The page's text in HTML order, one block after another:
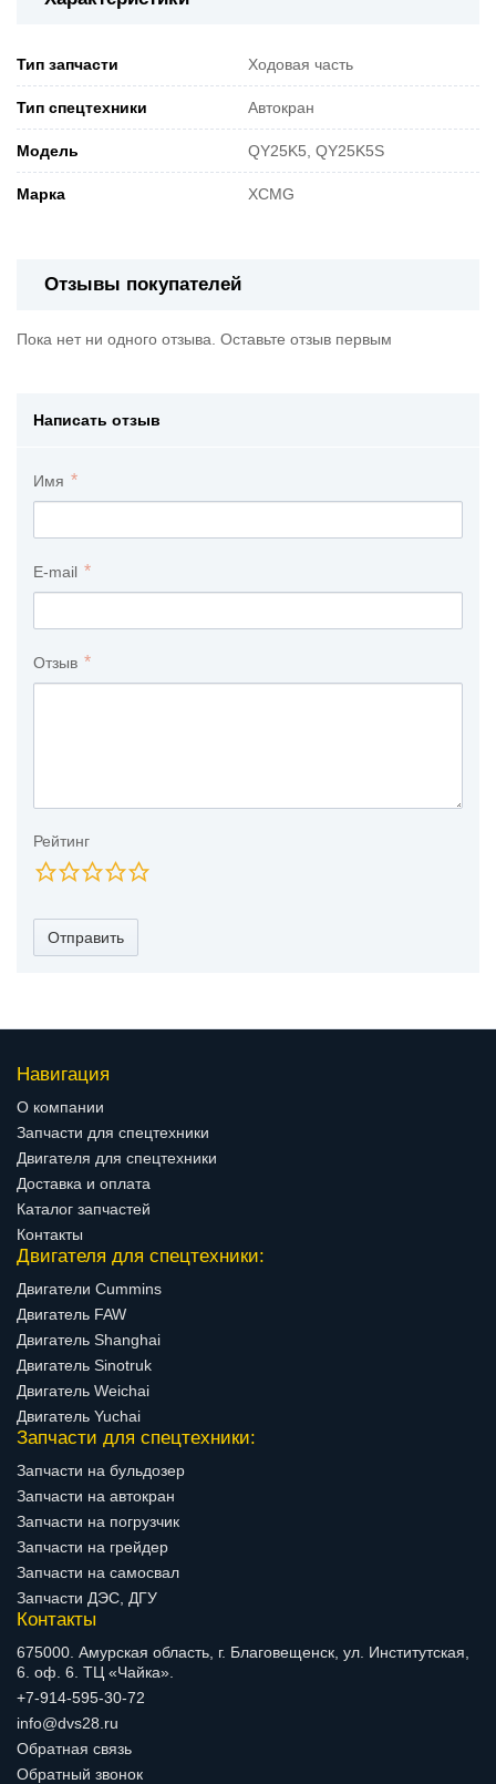
Тип запчасти Ходовая часть
Тип спецтехники Автокран
Модель QY25K5, QY25K5S
Марка XCMG
Отзывы покупателей
Пока нет ни одного отзыва. Оставьте отзыв первым
Написать отзыв
Имя
E-mail
Отзыв
Рейтинг
Отправить
Навигация
О компании
Запчасти для спецтехники
Двигателя для спецтехники
Доставка и оплата
Каталог запчастей
Контакты
Двигателя для спецтехники:
Двигатели Cummins
Двигатель FAW
Двигатель Shanghai
Двигатель Sinotruk
Двигатель Weichai
Двигатель Yuchai
Запчасти для спецтехники:
Запчасти на бульдозер
Запчасти на автокран
Запчасти на погрузчик
Запчасти на грейдер
Запчасти на самосвал
Запчасти ДЭС, ДГУ
Контакты
675000. Амурская область, г. Благовещенск, ул. Институтская,
6. оф. 6. ТЦ «Чайка».
+7-914-595-30-72
info@dvs28.ru
Обратная связь
Обратный звонок